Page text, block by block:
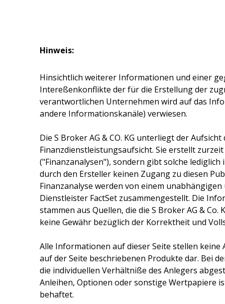
Hinweis:
Hinsichtlich weiterer Informationen und einer
Intereßenkonflikte der für die Erstellung der
verantwortlichen Unternehmen wird auf das
andere Informationskanäle) verwiesen.
Die S Broker AG & CO. KG unterliegt der Aufsicht
Finanzdienstleistungsaufsicht. Sie erstellt
("Finanzanalysen"), sondern gibt solche
durch den Ersteller keinen Zugang zu diesen
Finanzanalyse werden von einem
Dienstleister FactSet zusammengestellt. Die
stammen aus Quellen, die die S Broker AG & Co.
keine Gewähr bezüglich der Korrektheit und
Alle Informationen auf dieser Seite stellen
auf der Seite beschriebenen Produkte dar. Bei
die individuellen Verhältniße des Anlegers
Anleihen, Optionen oder sonstige Wertpapiere
behaftet.